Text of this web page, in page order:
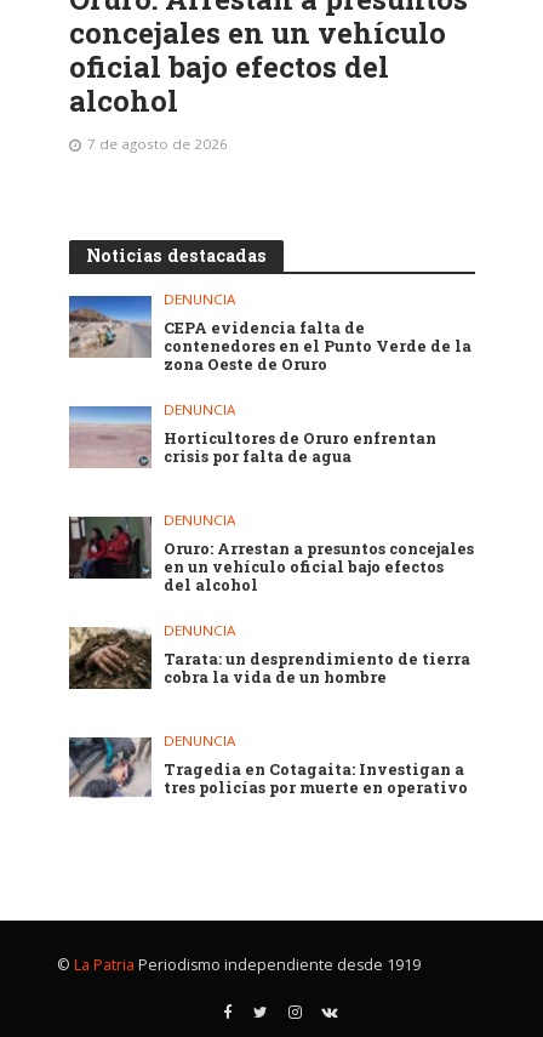
concejales en un vehículo
oficial bajo efectos del
alcohol
7 de agosto de 2026
Noticias destacadas
DENUNCIA
CEPA evidencia falta de
contenedores en el Punto Verde de la
zona Oeste de Oruro
DENUNCIA
Horticultores de Oruro enfrentan
crisis por falta de agua
DENUNCIA
Oruro: Arrestan a presuntos concejales
en un vehículo oficial bajo efectos
del alcohol
DENUNCIA
Tarata: un desprendimiento de tierra
cobra la vida de un hombre
DENUNCIA
Tragedia en Cotagaita: Investigan a
tres policías por muerte en operativo
© La Patria Periodismo independiente desde 1919